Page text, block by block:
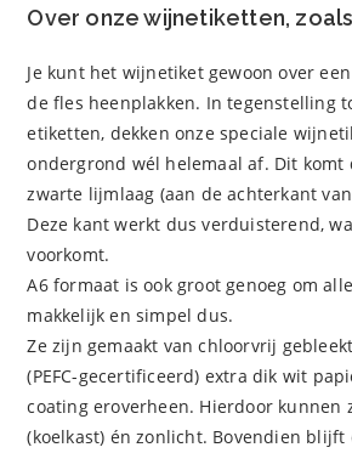
Over onze wijnetiketten,
Je kunt het wijnetiket gewoon over
de fles heenplakken. In tegenstelling
etiketten, dekken onze speciale
ondergrond wél helemaal af. Dit komt
zwarte lijmlaag (aan de achterkant
Deze kant werkt dus verduisterend,
voorkomt.
A6 formaat is ook groot genoeg om
makkelijk en simpel dus.
Ze zijn gemaakt van chloorvrij
(PEFC-gecertificeerd) extra dik wit
coating eroverheen. Hierdoor kunnen
(koelkast) én zonlicht. Bovendien blijft